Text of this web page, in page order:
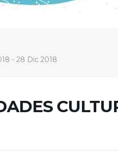
- 28 Dic 2018